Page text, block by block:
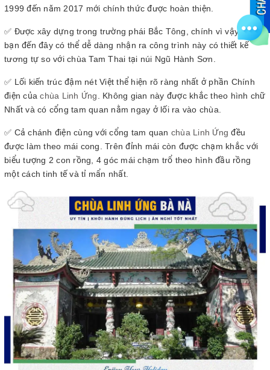
1999 đến năm 2017 mới chính thức được hoàn thiện.
✅ Được xây dựng trong trường phái Bắc Tông, chính vì vậy khi
bạn đến đây có thể dễ dàng nhận ra công trình này có thiết kế
tương tự so với chùa Tam Thai tại núi Ngũ Hành Sơn.
✅ Lối kiến trúc đậm nét Việt thể hiện rõ ràng nhất ở phần Chính
điện củachùa Linh Ứng . Không gian này được khắc theo hình chữ
Nhất và có cổng tam quan nằm ngay ở lối ra vào chùa.
✅ Cả chánh điện cùng với cổng tam quan chùa Linh Ứng đều
được làm theo mái cong. Trên đỉnh mái còn được chạm khắc với
biểu tượng 2 con rồng, 4 góc mái chạm trổ theo hình đầu rồng
một cách tinh tế và tỉ mẩn nhất.